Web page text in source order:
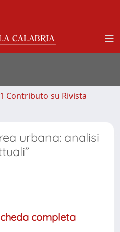
1 Contributo su Rivista
urbana: analisi
completa